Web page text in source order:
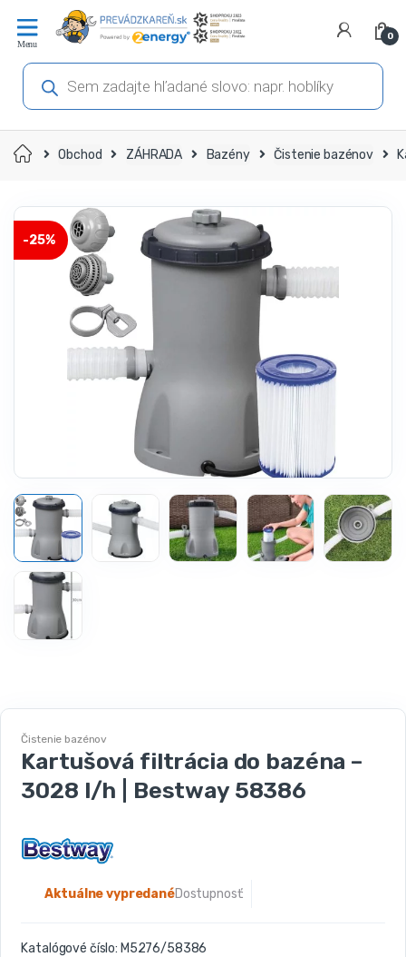
navigáciu
obsah
0
Products
search
Domov Obchod ZÁHRADA Bazény Čistenie bazénov
-25%
Čistenie bazénov
Kartušová filtrácia do bazéna –
3028 l/h | Bestway 58386
Dostupnosť:
Aktuálne vypredané
Katalógové číslo: M5276/58386